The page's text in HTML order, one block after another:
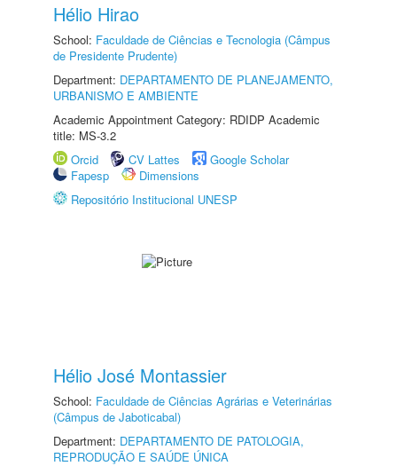
Hélio Hirao
School: Faculdade de Ciências e Tecnologia (Câmpus
de Presidente Prudente)
Department: DEPARTAMENTO DE PLANEJAMENTO,
URBANISMO E AMBIENTE
Academic Appointment Category: RDIDP Academic
title: MS-3.2
Orcid
CV Lattes
Google Scholar
Fapesp
Dimensions
Repositório Institucional UNESP
Hélio José Montassier
School: Faculdade de Ciências Agrárias e Veterinárias
(Câmpus de Jaboticabal)
Department: DEPARTAMENTO DE PATOLOGIA,
REPRODUÇÃO E SAÚDE ÚNICA